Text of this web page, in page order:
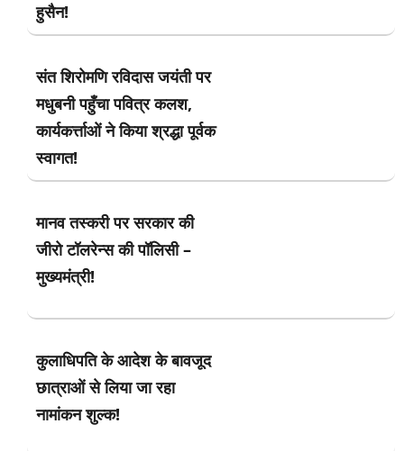
हुसैन!
संत शिरोमणि रविदास जयंती पर
मधुबनी पहुँचा पवित्र कलश,
कार्यकर्त्ताओं ने किया श्रद्धा पूर्वक
स्वागत!
मानव तस्करी पर सरकार की
जीरो टॉलरेन्स की पॉलिसी –
मुख्यमंत्री!
कुलाधिपति के आदेश के बावजूद
छात्राओं से लिया जा रहा
नामांकन शुल्क!